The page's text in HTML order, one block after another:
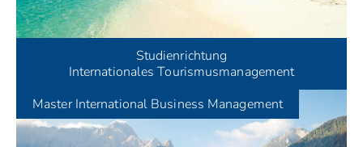
Studienrichtung
Internationales Tourismusmanagement
MasterInternational Business Management